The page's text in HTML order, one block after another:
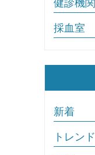
健診機関
採血室
新着
トレンド